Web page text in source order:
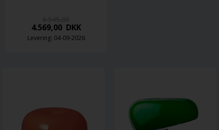
4.569,00DKK
Levering: 04-09-2026